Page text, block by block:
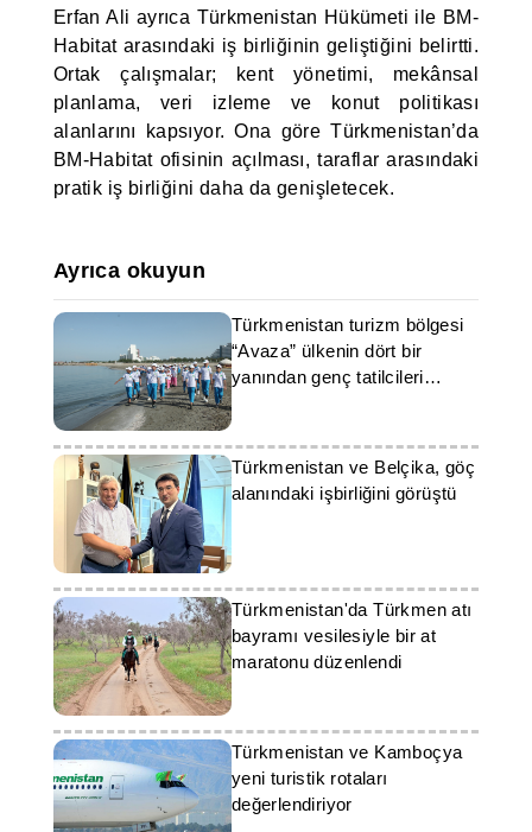
Erfan Ali ayrıca Türkmenistan Hükümeti ile BM-
Habitat arasındaki iş birliğinin geliştiğini belirtti.
Ortak çalışmalar; kent yönetimi, mekânsal
planlama, veri izleme ve konut politikası
alanlarını kapsıyor. Ona göre Türkmenistan’da
BM-Habitat ofisinin açılması, taraflar arasındaki
pratik iş birliğini daha da genişletecek.
Ayrıca okuyun
Türkmenistan turizm bölgesi
“Avaza” ülkenin dört bir
yanından genç tatilcileri
ağırlıyor
Türkmenistan ve Belçika, göç
alanındaki işbirliğini görüştü
Türkmenistan'da Türkmen atı
bayramı vesilesiyle bir at
maratonu düzenlendi
Türkmenistan ve Kamboçya
yeni turistik rotaları
değerlendiriyor